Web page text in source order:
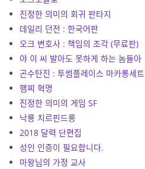
진정한 의미의 회귀 판타지
데일리 던전 : 한국어판
오크 변호사 : 책임의 조각 (무료판)
야 이 씨 발아도 못하게 하는 놈들아
곤수탄진 : 투썸플레이스 마카롱세트
햄찌 혁명
진정한 의미의 게임 SF
낙룡 치르핀드롱
2018 달력 단편집
성인 인증이 필요합니다.
마왕님의 가정 교사